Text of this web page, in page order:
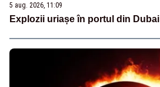
5 aug. 2026, 11:09
Explozii uriașe în portul din Dubai